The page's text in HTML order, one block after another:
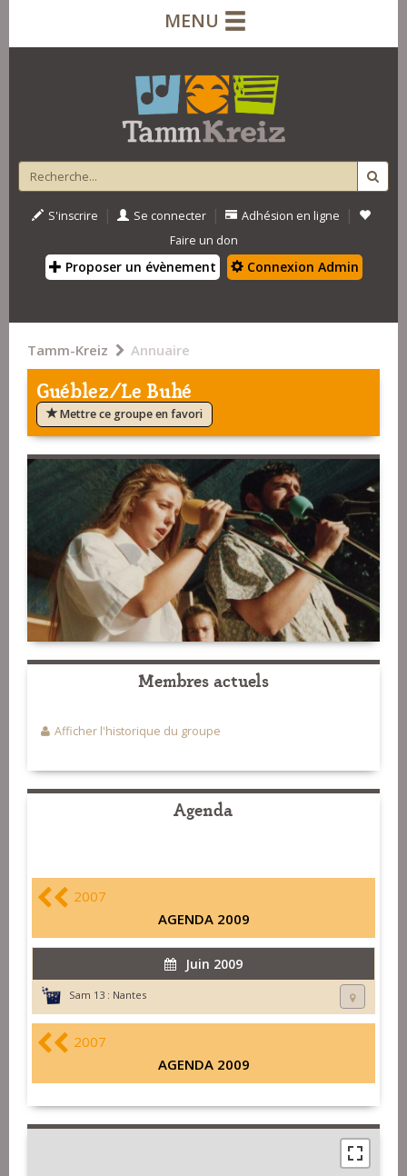
MENU
S'inscrire | Se connecter | Adhésion en ligne |
Faire un don
Proposer un évènement Connexion Admin
Tamm-Kreiz Annuaire
Guéblez/Le Buhé
Mettre ce groupe en favori
Membres actuels
Afficher l'historique du groupe
Agenda
2007
AGENDA 2009
Juin 2009
Sam 13 : Nantes
2007
AGENDA 2009